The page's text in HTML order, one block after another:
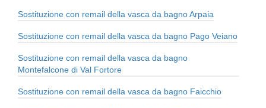
Sostituzione con remail della vasca da bagno Arpaia
Sostituzione con remail della vasca da bagno Pago Veiano
Sostituzione con remail della vasca da bagno
Montefalcone di Val Fortore
Sostituzione con remail della vasca da bagno Faicchio